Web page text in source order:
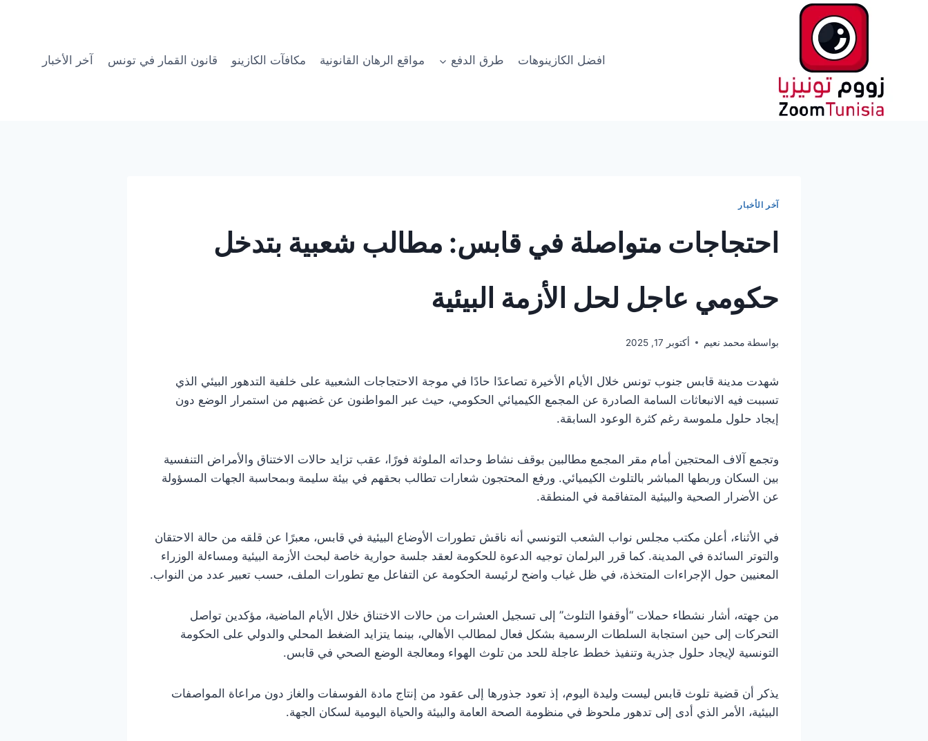
افضل الكازينوهات
طرق الدفع مواقع الرهان القانونية مكافآت الكازينو قانون القمار في تونس آخر الأخبار
آخر الأخبار
احتجاجات متواصلة في قابس: مطالب شعبية بتدخل
حكومي عاجل لحل الأزمة البيئية
بواسطة محمد نعيم أكتوبر 17, 2025
شهدت مدينة قابس جنوب تونس خلال الأيام الأخيرة تصاعدًا حادًا في موجة الاحتجاجات الشعبية على خلفية التدهور البيئي الذي
تسببت فيه الانبعاثات السامة الصادرة عن المجمع الكيميائي الحكومي، حيث عبر المواطنون عن غضبهم من استمرار الوضع دون
إيجاد حلول ملموسة رغم كثرة الوعود السابقة.
وتجمع آلاف المحتجين أمام مقر المجمع مطالبين بوقف نشاط وحداته الملوثة فورًا، عقب تزايد حالات الاختناق والأمراض التنفسية
بين السكان وربطها المباشر بالتلوث الكيميائي. ورفع المحتجون شعارات تطالب بحقهم في بيئة سليمة وبمحاسبة الجهات المسؤولة
عن الأضرار الصحية والبيئية المتفاقمة في المنطقة.
في الأثناء، أعلن مكتب مجلس نواب الشعب التونسي أنه ناقش تطورات الأوضاع البيئية في قابس، معبرًا عن قلقه من حالة الاحتقان
والتوتر السائدة في المدينة. كما قرر البرلمان توجيه الدعوة للحكومة لعقد جلسة حوارية خاصة لبحث الأزمة البيئية ومساءلة الوزراء
المعنيين حول الإجراءات المتخذة، في ظل غياب واضح لرئيسة الحكومة عن التفاعل مع تطورات الملف، حسب تعبير عدد من النواب.
من جهته، أشار نشطاء حملات “أوقفوا التلوث” إلى تسجيل العشرات من حالات الاختناق خلال الأيام الماضية، مؤكدين تواصل
التحركات إلى حين استجابة السلطات الرسمية بشكل فعال لمطالب الأهالي، بينما يتزايد الضغط المحلي والدولي على الحكومة
التونسية لإيجاد حلول جذرية وتنفيذ خطط عاجلة للحد من تلوث الهواء ومعالجة الوضع الصحي في قابس.
يذكر أن قضية تلوث قابس ليست وليدة اليوم، إذ تعود جذورها إلى عقود من إنتاج مادة الفوسفات والغاز دون مراعاة المواصفات
البيئية، الأمر الذي أدى إلى تدهور ملحوظ في منظومة الصحة العامة والبيئة والحياة اليومية لسكان الجهة.